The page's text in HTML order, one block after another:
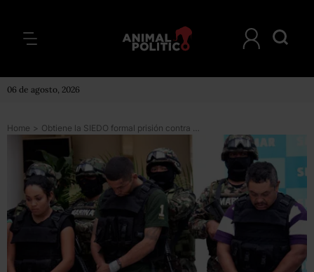
06 de agosto, 2026
Home > Obtiene la SIEDO formal prisión contra 176 presuntos narcotraficantes